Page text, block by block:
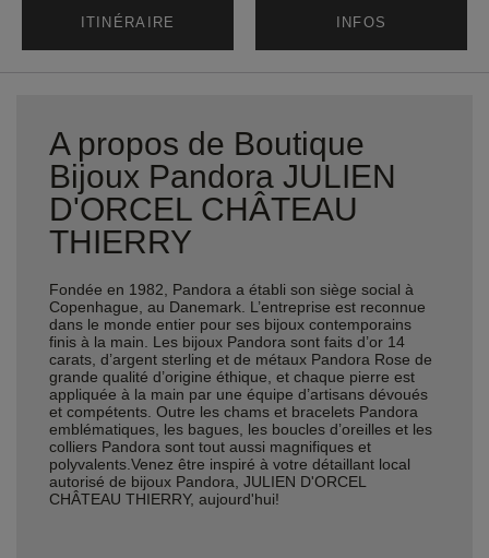
ITINÉRAIRE INFOS
A propos de Boutique
Bijoux Pandora JULIEN
D'ORCEL CHÂTEAU
THIERRY
Fondée en 1982, Pandora a établi son siège social à
Copenhague, au Danemark. L’entreprise est reconnue
dans le monde entier pour ses bijoux contemporains
finis à la main. Les bijoux Pandora sont faits d’or 14
carats, d’argent sterling et de métaux Pandora Rose de
grande qualité d’origine éthique, et chaque pierre est
appliquée à la main par une équipe d’artisans dévoués
et compétents. Outre les chams et bracelets Pandora
emblématiques, les bagues, les boucles d’oreilles et les
colliers Pandora sont tout aussi magnifiques et
polyvalents.Venez être inspiré à votre détaillant local
autorisé de bijoux Pandora, JULIEN D'ORCEL
CHÂTEAU THIERRY, aujourd'hui!